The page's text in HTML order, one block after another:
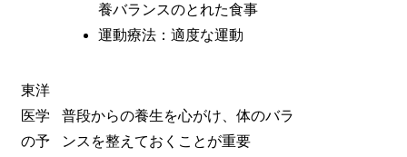
養バランスのとれた食事
運動療法：適度な運動
東洋
医学
の予
普段からの養生を心がけ、体のバラ
ンスを整えておくことが重要